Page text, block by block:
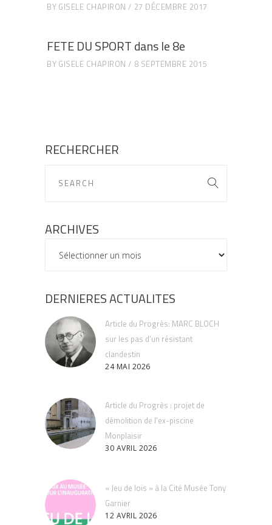
BY GISELE CHAPIRON 27 DÉCEMBRE 2017
FETE DU SPORT dans le 8e
BY GISELE CHAPIRON 8 SEPTEMBRE 2015
RECHERCHER
ARCHIVES
ARCHIVES
DERNIERES ACTUALITES
Article du Progrès: MARC BLOCH
sur les pas d’un résistant
clandestin
24 MAI 2026
Article du Progrès : projet de
démolition de l’ex-piscine
Monplaisir
30 AVRIL 2026
« Jeu de lois » à la Cité Musée Tony
Garnier
12 AVRIL 2026